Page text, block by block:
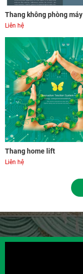
Thang không phòng máy
Liên hệ
Thang home lift
Liên hệ